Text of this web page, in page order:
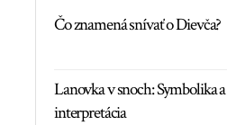
Čo znamená snívať o Dievča?
Lanovka v snoch: Symbolika a
interpretácia